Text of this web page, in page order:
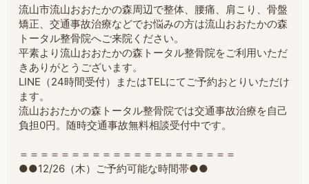
流山市流山おおたかの森周辺で整体、腰痛、肩こり、骨盤
矯正、交通事故治療などでお悩みの方は流山おおたかの森
トータル整骨院へご来院ください。
平素より流山おおたかの森トータル整骨院をご利用いただ
きありがとうございます。
LINE（24時間受付）またはTELにてご予約おとりいただけ
ます。
流山おおたかの森トータル整骨院では交通事故治療を自己
負担0円。随時交通事故無料相談受付中です。
＝＝＝＝＝＝＝＝＝＝＝＝＝＝＝＝＝＝＝＝＝
●●12/26（木）ご予約可能な時間帯●●